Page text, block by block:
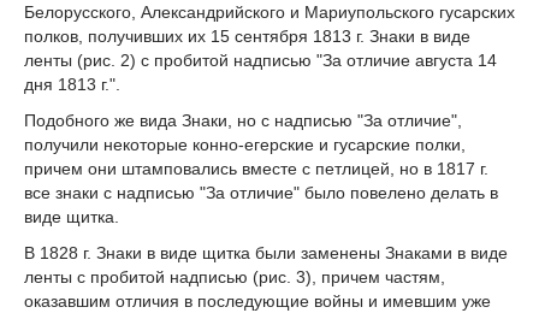
Белорусского, Александрийского и Мариупольского гусарских
полков, получивших их 15 сентября 1813 г. Знаки в виде
ленты (рис. 2) с пробитой надписью "За отличие августа 14
дня 1813 г.".
Подобного же вида Знаки, но с надписью "За отличие",
получили некоторые конно-егерские и гусарские полки,
причем они штамповались вместе с петлицей, но в 1817 г.
все знаки с надписью "За отличие" было повелено делать в
виде щитка.
В 1828 г. Знаки в виде щитка были заменены Знаками в виде
ленты с пробитой надписью (рис. 3), причем частям,
оказавшим отличия в последующие войны и имевшим уже